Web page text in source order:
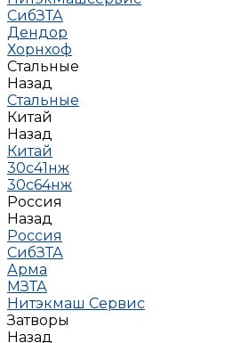
СибЗТА
Дендор
Хорнхоф
Стальные
Назад
Стальные
Китай
Назад
Китай
30с41нж
30с64нж
Россия
Назад
Россия
СибЗТА
Арма
МЗТА
Нитэкмаш Сервис
Затворы
Назад